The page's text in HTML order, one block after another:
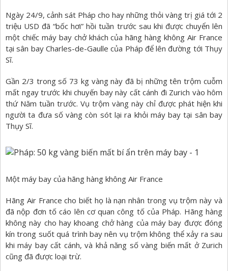
Ngày 24/9, cảnh sát Pháp cho hay những thỏi vàng trị giá tới 2
triệu USD đã “bốc hơi” hồi tuần trước sau khi được chuyển lên
một chiếc máy bay chở khách của hãng hàng không Air France
tại sân bay Charles-de-Gaulle của Pháp để lên đường tới Thụy
Sĩ.
Gần 2/3 trong số 73 kg vàng này đã bị những tên trộm cuỗm
mất ngay trước khi chuyến bay này cất cánh đi Zurich vào hôm
thứ Năm tuần trước. Vụ trộm vàng này chỉ được phát hiện khi
người ta đưa số vàng còn sót lại ra khỏi máy bay tại sân bay
Thụy Sĩ.
Một máy bay của hãng hàng không Air France
Hãng Air France cho biết họ là nạn nhân trong vụ trộm này và
đã nộp đơn tố cáo lên cơ quan công tố của Pháp. Hãng hàng
không này cho hay khoang chở hàng của máy bay được đóng
kín trong suốt quá trình bay nên vụ trộm không thể xảy ra sau
khi máy bay cất cánh, và khả năng số vàng biến mất ở Zurich
cũng đã được loại trừ.